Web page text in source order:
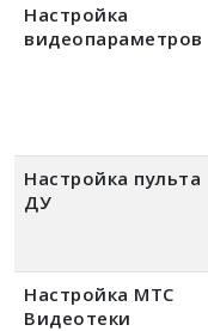
Настройка
видеопараметров
Настройка пульта
ДУ
Настройка МТС
Видеотеки